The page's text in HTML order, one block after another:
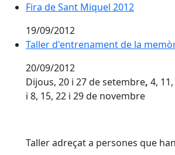
Fira de Sant Miquel 2012
19/09/2012
Taller d'entrenament de la
20/09/2012
Dijous, 20 i 27 de setembre, 4,
i 8, 15, 22 i 29 de novembre
Taller adreçat a persones que